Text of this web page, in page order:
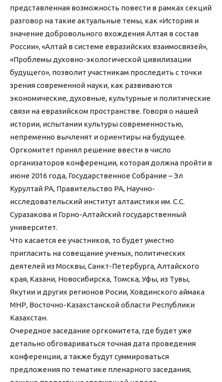
представленная возможность повести в рамках секций
разговор на такие актуальные темы, как «История и
значение добровольного вхождения Алтая в состав
России», «Алтай в системе евразийских взаимосвязей»,
«Проблемы духовно-экологической цивилизации
будущего», позволит участникам проследить с точки
зрения современной науки, как развиваются
экономические, духовные, культурные и политические
связи на евразийском пространстве. Говоря о нашей
истории, испытании культуры современностью,
непременно вычленят и ориентиры на будущее.
Оргкомитет принял решение ввести в число
организаторов конференции, которая должна пройти в
июне 2016 года, Государственное Собрание – Эл
Курултай РА, Правительство РА, Научно-
исследовательский институт алтаистики им. С.С.
Суразакова и Горно-Алтайский государственный
университет.
Что касается ее участников, то будет уместно
пригласить на совещание ученых, политических
деятелей из Москвы, Санкт-Петербурга, Алтайского
края, Казани, Новосибирска, Томска, Уфы, из Тувы,
Якутии и других регионов Росии, Ховдинского аймака
МНР, Восточно-Казахстанской области Республики
Казахстан.
Очередное заседание оргкомитета, где будет уже
детально обговариваться точная дата проведения
конференции, а также будут суммироваться
предложения по тематике пленарного заседания,